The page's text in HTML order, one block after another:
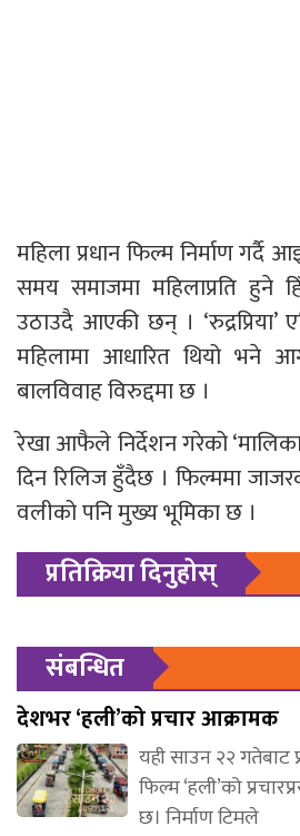
महिला प्रधान फिल्म निर्माण
समय समाजमा महिलाप्रति हुने
उठाउदै आएकी छन् ।
महिलामा आधारित थियो भने
बालविवाह विरुद्दमा छ ।
रेखा आफैले निर्देशन गरेको
दिन रिलिज हुँदैछ । फिल्ममा
वलीको पनि मुख्य भूमिका छ ।
प्रतिक्रिया दिनुहोस्
संबन्धित
देशभर ‘हली’को प्रचार आक्रामक
यही साउन २२ गतेबाट
फिल्म ‘हली’को
छ। निर्माण टिमले